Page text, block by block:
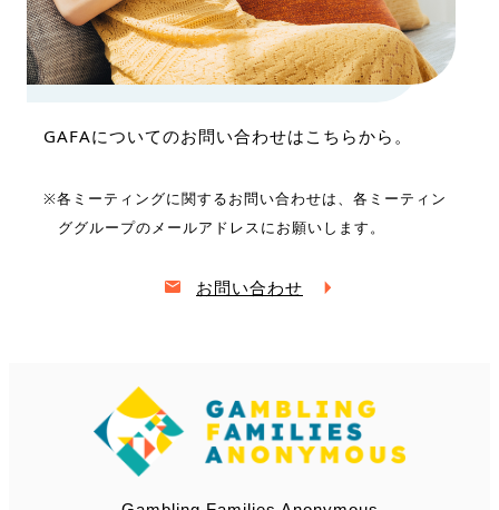
GAFAについてのお問い合わせはこちらから。
※各ミーティングに関するお問い合わせは、 各ミーティン
ググループのメールアドレスにお願いします。
お問い合わせ